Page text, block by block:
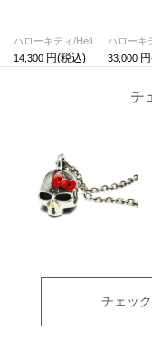
ハローキティ/HelloKittyカフリンクス サンリオコラボ
14,300
33,000
チ
チェッ